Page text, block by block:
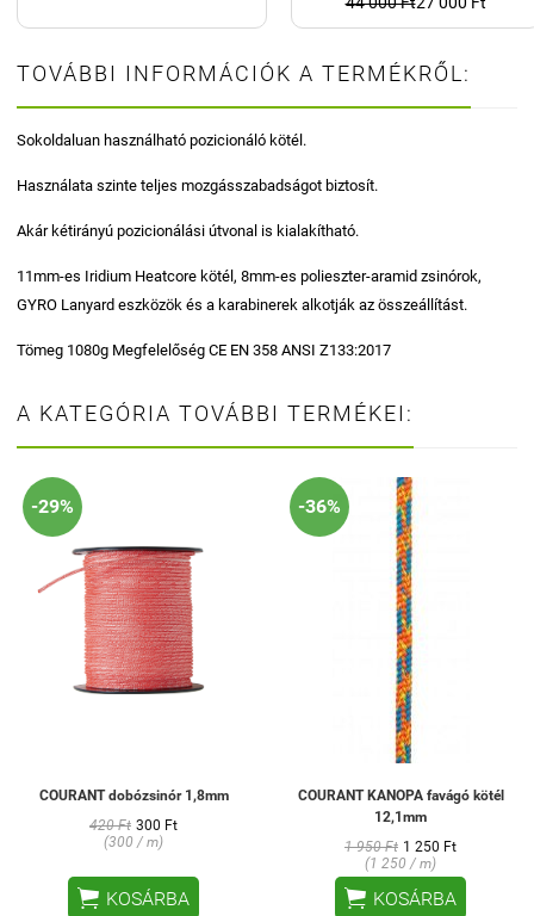
TOVÁBBI INFORMÁCIÓK A TERMÉKRŐL:
Sokoldaluan használható pozicionáló kötél.
Használata szinte teljes mozgásszabadságot biztosít.
Akár kétirányú pozicionálási útvonal is kialakítható.
11mm-es Iridium Heatcore kötél, 8mm-es polieszter-aramid zsinórok,
GYRO Lanyard eszközök és a karabinerek alkotják az összeállítást.
Tömeg 1080g Megfelelőség CE EN 358 ANSI Z133:2017
A KATEGÓRIA TOVÁBBI TERMÉKEI:
-29%
COURANT dobózsinór 1,8mm
420 Ft 300 Ft
(300 / m)
 KOSÁRBA
-36%
COURANT KANOPA favágó kötél
12,1mm
1 950 Ft 1 250 Ft
(1 250 / m)
 KOSÁRBA